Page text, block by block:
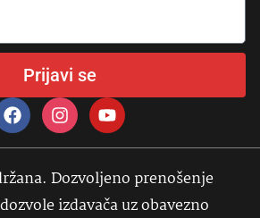
Prijavi se
Dozvoljeno prenošenje
izdavača uz obavezno